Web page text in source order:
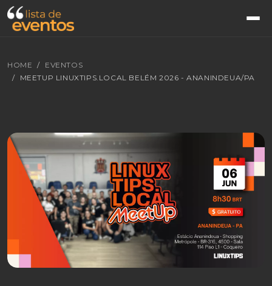
HOME
EVENTOS
MEETUP LINUXTIPS.LOCAL BELÉM 2026 - ANANINDEUA/PA